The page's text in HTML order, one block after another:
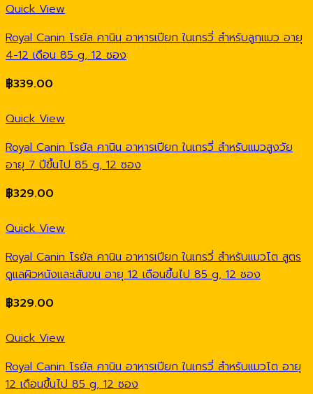
Quick View
Royal Canin โรยัล คานิน อาหารเปียก ในเกรวี่ สำหรับลูกแมว อายุ
4-12 เดือน 85 g, 12 ซอง
฿339.00
Quick View
Royal Canin โรยัล คานิน อาหารเปียก ในเกรวี่ สำหรับแมวสูงวัย
อายุ 7 ปีขึ้นไป 85 g, 12 ซอง
฿329.00
Quick View
Royal Canin โรยัล คานิน อาหารเปียก ในเกรวี่ สำหรับแมวโต สูตร
ดูแลผิวหนังและเส้นขน อายุ 12 เดือนขึ้นไป 85 g, 12 ซอง
฿329.00
Quick View
Royal Canin โรยัล คานิน อาหารเปียก ในเกรวี่ สำหรับแมวโต อายุ
12 เดือนขึ้นไป 85 g, 12 ซอง